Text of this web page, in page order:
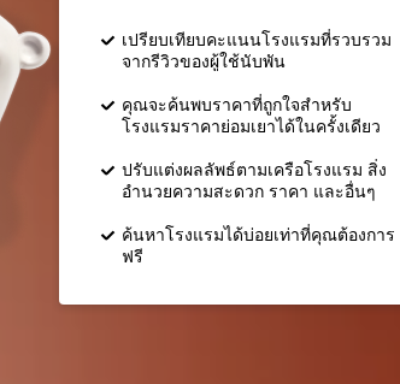
เปรียบเทียบคะแนนโรงแรมที่รวบรวม
จากรีวิวของผู้ใช้นับพัน
คุณจะค้นพบราคาที่ถูกใจสำหรับ
โรงแรมราคาย่อมเยาได้ในครั้งเดียว
ปรับแต่งผลลัพธ์ตามเครือโรงแรม สิ่ง
อำนวยความสะดวก ราคา และอื่นๆ
ค้นหาโรงแรมได้บ่อยเท่าที่คุณต้องการ
ฟรี